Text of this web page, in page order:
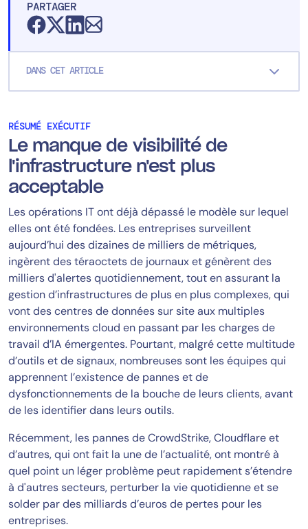
PARTAGER
DANS CET ARTICLE
RÉSUMÉ EXÉCUTIF
Le manque de visibilité de
l'infrastructure n'est plus
acceptable
Les opérations IT ont déjà dépassé le modèle sur lequel
elles ont été fondées. Les entreprises surveillent
aujourd’hui des dizaines de milliers de métriques,
ingèrent des téraoctets de journaux et génèrent des
milliers d'alertes quotidiennement, tout en assurant la
gestion d’infrastructures de plus en plus complexes, qui
vont des centres de données sur site aux multiples
environnements cloud en passant par les charges de
travail d’IA émergentes. Pourtant, malgré cette multitude
d’outils et de signaux, nombreuses sont les équipes qui
apprennent l’existence de pannes et de
dysfonctionnements de la bouche de leurs clients, avant
de les identifier dans leurs outils.
Récemment, les pannes de CrowdStrike, Cloudflare et
d’autres, qui ont fait la une de l’actualité, ont montré à
quel point un léger problème peut rapidement s’étendre
à d'autres secteurs, perturber la vie quotidienne et se
solder par des milliards d’euros de pertes pour les
entreprises.